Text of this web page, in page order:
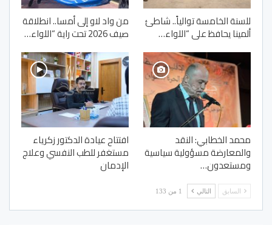
للسنة الخامسة توالياً.. شاطئ
ألمينا يحافظ على “اللواء…
من واد لاو إلى أمسا.. انطلاقة
صيف 2026 تحت راية “اللواء…
محمد الخطابي: النقد
والمعارضة مسؤولية سياسية
ومستعدون…
افتتاح عيادة الدكتور زكرياء
مستغفر للطب النفسي وعلاج
الإدمان
السابق التالي 1 من 133